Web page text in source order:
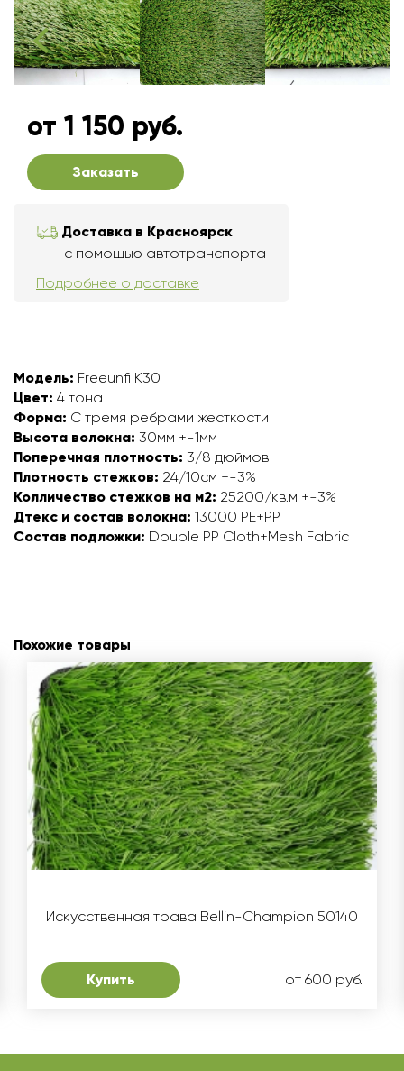
от 1 150 руб.
Заказать
Доставка в Красноярск
с помощью автотранспорта
Подробнее о доставке
Модель: Freeunfi K30
Цвет: 4 тона
Форма: С тремя ребрами жесткости
Высота волокна: 30мм +-1мм
Поперечная плотность: 3/8 дюймов
Плотность стежков: 24/10см +-3%
Колличество стежков на м2: 25200/кв.м +-3%
Дтекс и состав волокна: 13000 PE+PP
Состав подложки: Double PP Cloth+Mesh Fabric
Похожие товары
Искусственная трава Bellin-Champion 50140
Купить от 600 руб.